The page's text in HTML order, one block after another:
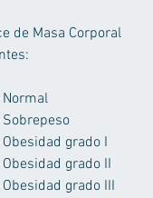
de Masa Corporal
grado I
grado II
grado III